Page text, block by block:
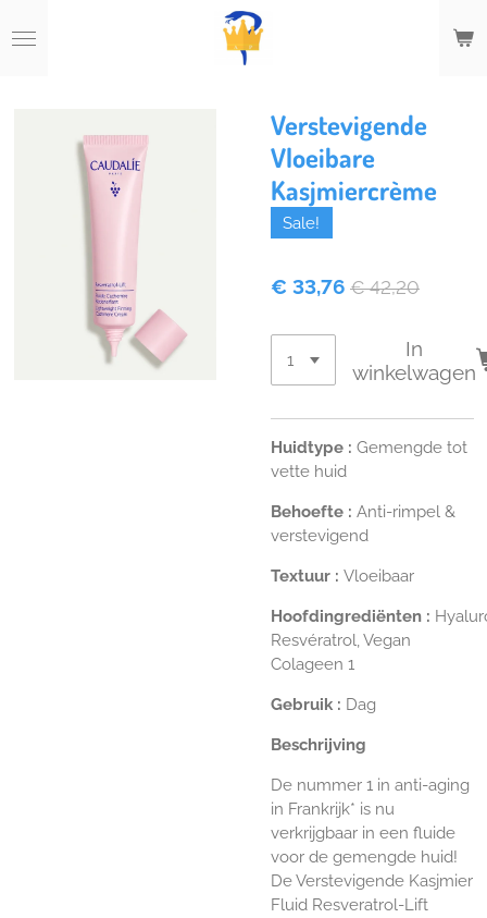
direct
Verstevigende
Vloeibare
Kasjmiercrème
Sale!
€ 33,76 € 42,20
In
winkelwagen
Huidtype : Gemengde tot
vette huid
Behoefte : Anti-rimpel &
verstevigend
Textuur : Vloeibaar
Hoofdingrediënten :
Resvératrol, Vegan
Colageen 1
Gebruik : Dag
Beschrijving
De nummer 1 in anti-aging
in Frankrijk* is nu
verkrijgbaar in een fluide
voor de gemengde huid!
De Verstevigende Kasjmier
Fluid Resveratrol-Lift